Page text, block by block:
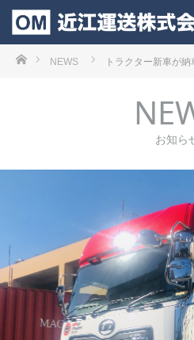
ホームNEWS トラクター新車が
お知ら